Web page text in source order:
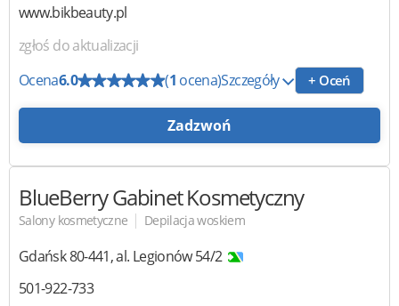
www.bikbeauty.pl
zgłoś do aktualizacji
Ocena6.0 (1 ocena)Szczegóły + Oceń
Zadzwoń
BlueBerryGabinet Kosmetyczny
Salony kosmetyczne | Depilacja woskiem
Gdańsk80-441,al. Legionów 54/2
501-922-733